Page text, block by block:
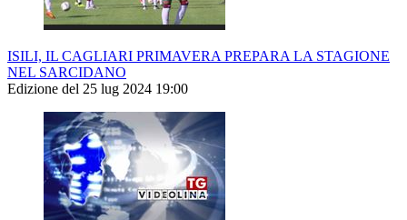
ISILI, IL CAGLIARI PRIMAVERA PREPARA LA STAGIONE
NEL SARCIDANO
Edizione del 25 lug 2024 19:00